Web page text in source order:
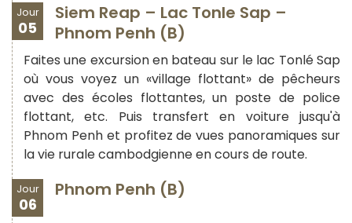
Jour
05
Siem Reap – Lac Tonle Sap –
Phnom Penh (B)
Faites une excursion en bateau sur le lac Tonlé Sap
où vous voyez un «village flottant» de pêcheurs
avec des écoles flottantes, un poste de police
flottant, etc. Puis transfert en voiture jusqu'à
Phnom Penh et profitez de vues panoramiques sur
la vie rurale cambodgienne en cours de route.
Jour
06
Phnom Penh (B)